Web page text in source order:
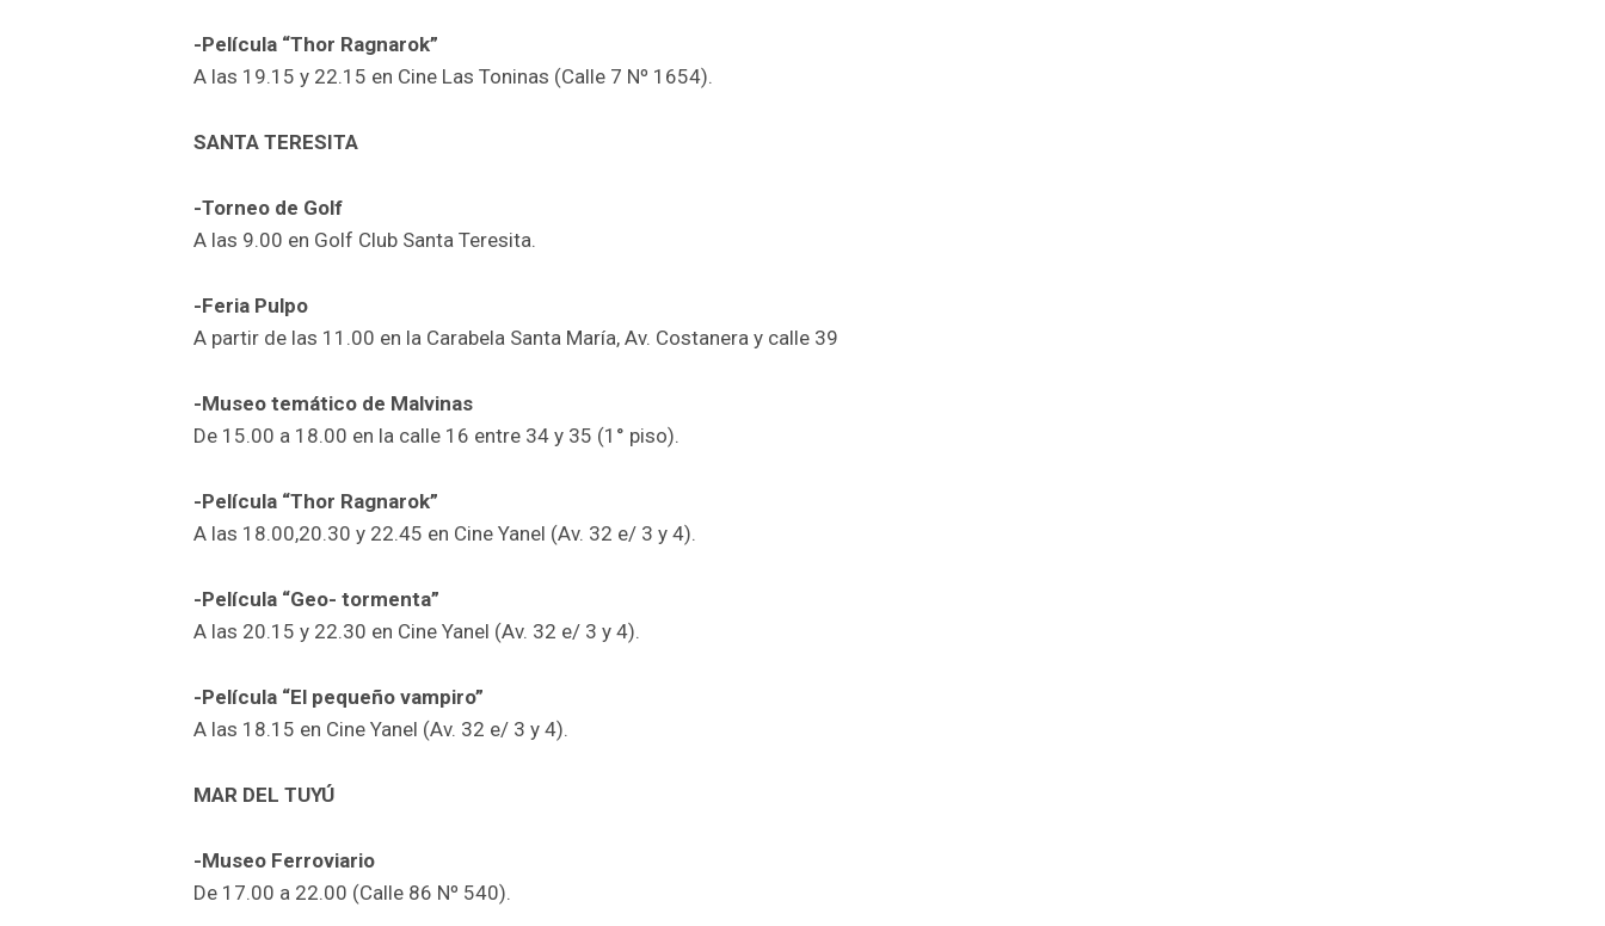
-Película “Thor Ragnarok”
A las 19.15 y 22.15 en Cine Las Toninas (Calle 7 Nº 1654).
SANTA TERESITA
-Torneo de Golf
A las 9.00 en Golf Club Santa Teresita.
-Feria Pulpo
A partir de las 11.00 en la Carabela Santa María, Av. Costanera y calle 39
-Museo temático de Malvinas
De 15.00 a 18.00 en la calle 16 entre 34 y 35 (1° piso).
-Película “Thor Ragnarok”
A las 18.00,20.30 y 22.45 en Cine Yanel (Av. 32 e/ 3 y 4).
-Película “Geo- tormenta”
A las 20.15 y 22.30 en Cine Yanel (Av. 32 e/ 3 y 4).
-Película “El pequeño vampiro”
A las 18.15 en Cine Yanel (Av. 32 e/ 3 y 4).
MAR DEL TUYÚ
-Museo Ferroviario
De 17.00 a 22.00 (Calle 86 Nº 540).